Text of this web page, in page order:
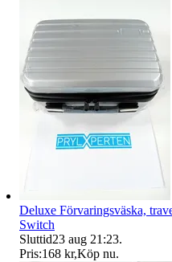
Deluxe Förvaringsväska,
Switch
Sluttid23 aug 21:23.
Pris:168 kr,Köp nu.